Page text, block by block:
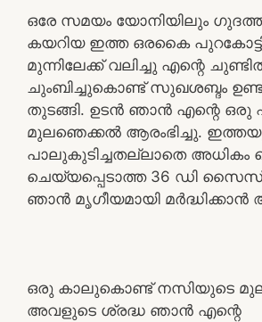
ഒരേ സമയം യോനിയിലും
കയറിയ ഇത്ത ഒരകൈ
മുന്നിലേക്ക് വലിച്ചു എന്റെ
ചുംബിച്ചുകൊണ്ട് സുഖശബ്ദം
തുടങ്ങി. ഉടൻ ഞാൻ എന്റെ ഒരു
മുലഞെക്കൽ ആരംഭിച്ചു.
പാലുകുടിച്ചതല്ലാതെ അധികം
ചെയ്യപ്പെടാത്ത 36 ഡി
ഞാൻ മൃഗീയമായി മർദ്ധിക്കാൻ
ഒരു കാലുകൊണ്ട് നസിയുടെ
അവളുടെ ശ്രദ്ധ ഞാൻ എന്റെ